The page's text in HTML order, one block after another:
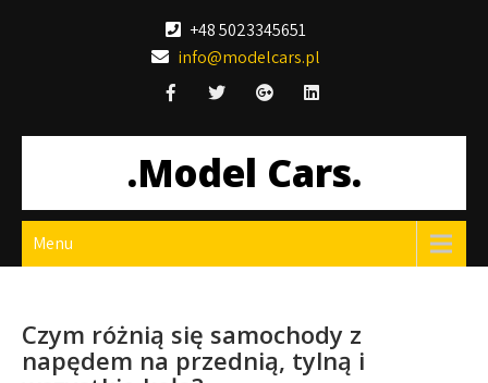
+48 5023345651
info@modelcars.pl
.Model Cars.
Menu
Czym różnią się samochody z
napędem na przednią, tylną i